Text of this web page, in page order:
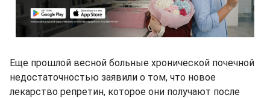
Еще прошлой весной больные хронической почечной
недостаточностью заявили о том, что новое
лекарство репретин, которое они получают после